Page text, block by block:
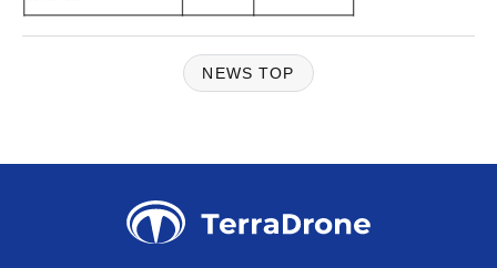
NEWS TOP